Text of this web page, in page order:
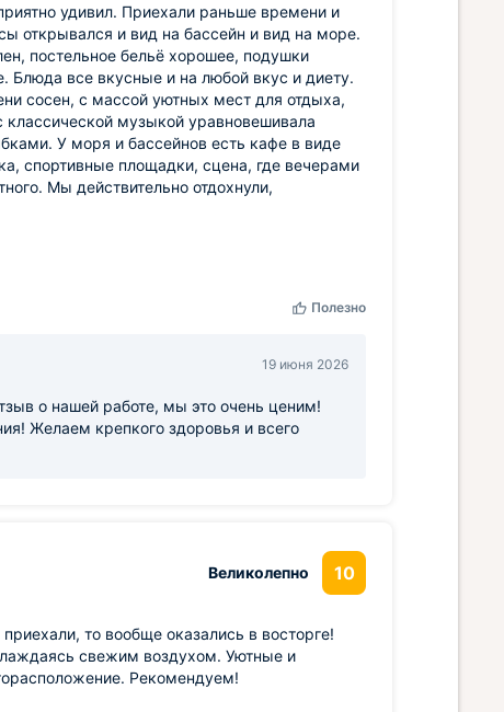
удивил. Приехали раньше времени и
открывался и вид на бассейн и вид на море.
постельное бельё хорошее, подушки
все вкусные и на любой вкус и диету.
сосен, с массой уютных мест для отдыха,
музыкой уравновешивала
У моря и бассейнов есть кафе в виде
спортивные площадки, сцена, где вечерами
Мы действительно отдохнули,
Полезно
19 июня 2026
о нашей работе, мы это очень ценим!
Желаем крепкого здоровья и всего
Великолепно 10
то вообще оказались в восторге!
свежим воздухом. Уютные и
Рекомендуем!